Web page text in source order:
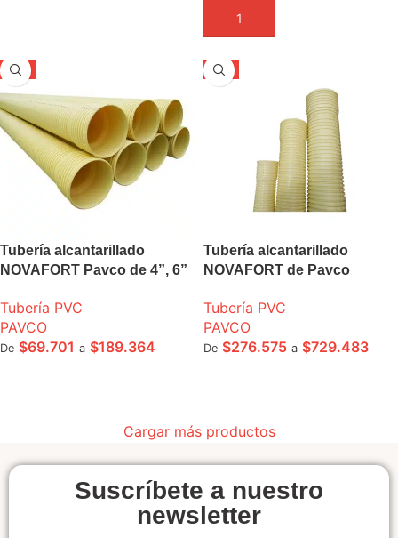
AÑADIR A LA CESTA
-5%
Tubería alcantarillado
NOVAFORT Pavco de 4”, 6”
Tubería PVC
PAVCO
De $69.701 a $189.364
-5%
Tubería alcantarillado
NOVAFORT de Pavco
Tubería PVC
PAVCO
De $276.575 a $729.483
Cargar más productos
Suscríbete a nuestro
newsletter